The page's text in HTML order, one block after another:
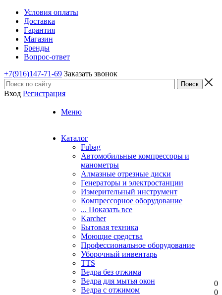
Условия оплаты
Доставка
Гарантия
Магазин
Бренды
Вопрос-ответ
+7(916)147-71-69 Заказать звонок
Вход Регистрация
Меню
Каталог
Fubag
Автомобильные компрессоры и
манометры
Алмазные отрезные диски
Генераторы и электростанции
Измерительный инструмент
Компрессорное оборудование
... Показать все
Karcher
Бытовая техника
Моющие средства
Профессиональное оборудование
Уборочный инвентарь
TTS
Ведра без отжима
Ведра для мытья окон
Ведра с отжимом
0
0